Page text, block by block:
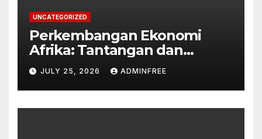
UNCATEGORIZED
Perkembangan Ekonomi
Afrika: Tantangan dan
Peluang
JULY 25, 2026 ADMINFREE